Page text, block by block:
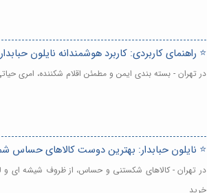
⭐️ راهنمای کاربردی: کاربرد هوشمندانه نایلون
در تهران - بسته بندی ایمن و مطمئن اقلام شکننده، امری
⭐️ نایلون حبابدار: بهترین دوست کالاهای حساس
در تهران - کالاهای شکستنی و حساس، از ظروف شیشه ای و
خرید